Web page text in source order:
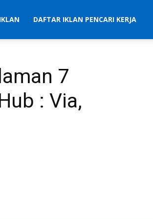
DAFTAR IKLAN PENCARI KERJA
7
: Via,